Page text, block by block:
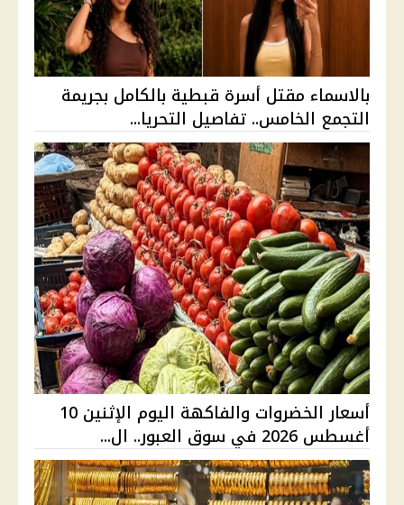
بالاسماء مقتل أسرة قبطية بالكامل بجريمة
التجمع الخامس.. تفاصيل التحريا...
أسعار الخضروات والفاكهة اليوم الإثنين 10
أغسطس 2026 في سوق العبور.. ال...